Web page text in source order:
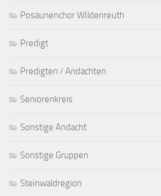
Posaunenchor WIldenreuth
Predigt
Predigten / Andachten
Seniorenkreis
Sonstige Andacht
Sonstige Gruppen
Steinwaldregion